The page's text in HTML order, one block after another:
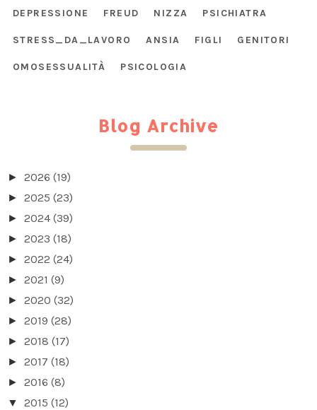
DEPRESSIONE FREUD NIZZA PSICHIATRA
STRESS_DA_LAVORO ANSIA FIGLI GENITORI
OMOSESSUALITÀ PSICOLOGIA
Blog Archive
► 2026 (19)
► 2025 (23)
► 2024 (39)
► 2023 (18)
► 2022 (24)
► 2021 (9)
► 2020 (32)
► 2019 (28)
► 2018 (17)
► 2017 (18)
► 2016 (8)
▼ 2015 (12)